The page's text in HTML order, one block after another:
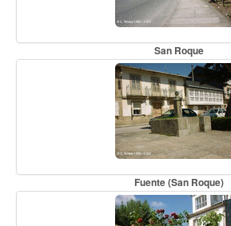
San Roque
Fuente (San Roque)